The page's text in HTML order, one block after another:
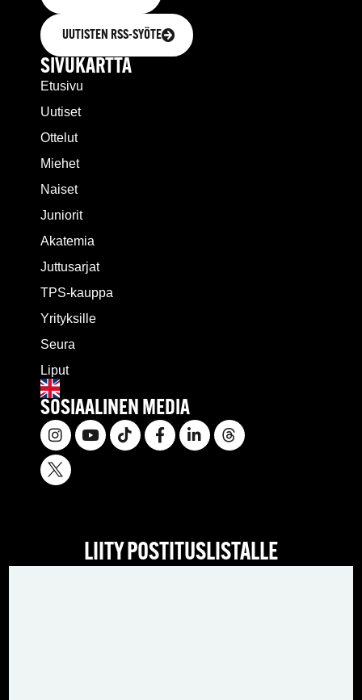
UUTISTEN RSS-SYÖTE
SIVUKARTTA
Etusivu
Uutiset
Ottelut
Miehet
Naiset
Juniorit
Akatemia
Juttusarjat
TPS-kauppa
Yrityksille
Seura
Liput
SOSIAALINEN MEDIA
LIITY POSTITUSLISTALLE